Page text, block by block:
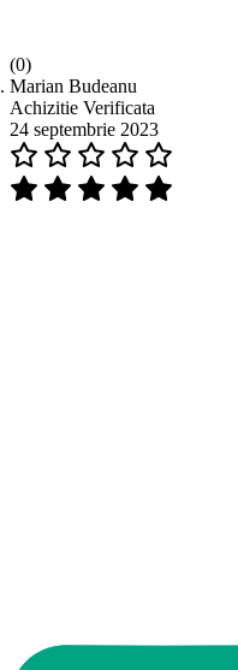
(0)
Marian Budeanu
Achizitie Verificata
24 septembrie 2023